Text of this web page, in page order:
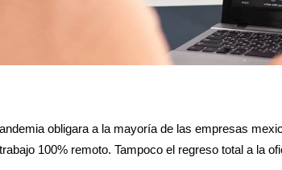
obligara a la mayoría de las empresas
100% remoto. Tampoco el regreso total a la